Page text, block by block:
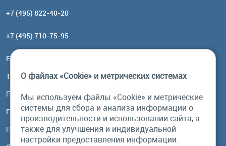
+7 (495) 822-40-20
+7 (495) 710-75-95
Email:
117485, Москва, ул. Профсоюзная, 84/32, корп 1
Посмотреть на карте
График работы
Пн-Пт: с 10:00 до 18:00
О файлах «Cookie» и метрических системах
Мы используем файлы «Cookie» и метрические
системы для сбора и анализа информации о
производительности и использовании сайта, а
также для улучшения и индивидуальной
настройки предоставления информации.